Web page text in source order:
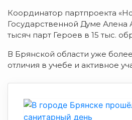
Координатор партпроекта
Государственной Думе Алена
тысяч парт Героев в 15 тыс.
В Брянской области уже
отличия в учебе и активное